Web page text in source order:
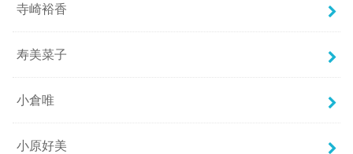
寺崎裕香
寿美菜子
小倉唯
小原好美